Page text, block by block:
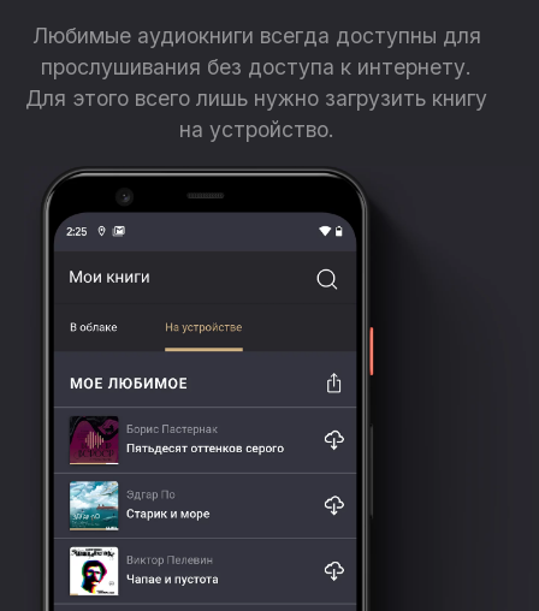
Любимые аудиокниги всегда доступны для
прослушивания без доступа к интернету.
Для этого всего лишь нужно загрузить книгу
на устройство.